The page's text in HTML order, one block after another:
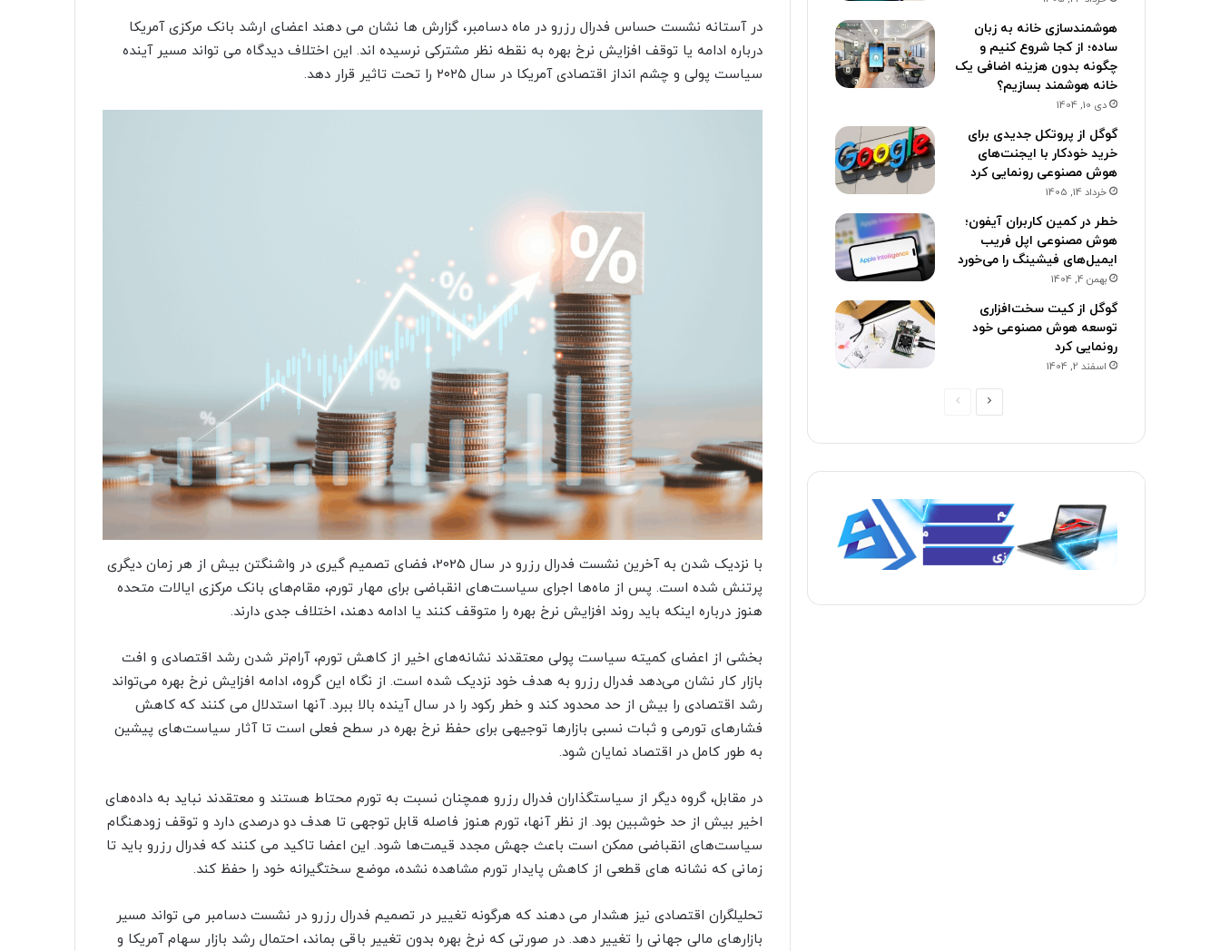
در آستانه نشست حساس فدرال رزرو در ماه دسامبر، گزارش ها نشان می دهند اعضای ارشد بانک مرکزی آمریکا
درباره ادامه یا توقف افزایش نرخ بهره به نقطه نظر مشترکی نرسیده اند. این اختلاف دیدگاه می تواند مسیر آینده
سیاست پولی و چشم انداز اقتصادی آمریکا در سال ۲۰۲۵ را تحت تاثیر قرار دهد.
با نزدیک شدن به آخرین نشست فدرال رزرو در سال 2025، فضای تصمیم گیری در واشنگتن بیش از هر زمان دیگری
پرتنش شده است. پس از ماه‌ها اجرای سیاست‌های انقباضی برای مهار تورم، مقام‌های بانک مرکزی ایالات متحده
هنوز درباره اینکه باید روند افزایش نرخ بهره را متوقف کنند یا ادامه دهند، اختلاف جدی دارند.
بخشی از اعضای کمیته سیاست پولی معتقدند نشانه‌های اخیر از کاهش تورم، آرام‌تر شدن رشد اقتصادی و افت
بازار کار نشان می‌دهد فدرال رزرو به هدف خود نزدیک شده است. از نگاه این گروه، ادامه افزایش نرخ بهره می‌تواند
رشد اقتصادی را بیش از حد محدود کند و خطر رکود را در سال آینده بالا ببرد. آنها استدلال می کنند که کاهش
فشارهای تورمی و ثبات نسبی بازارها توجیهی برای حفظ نرخ بهره در سطح فعلی است تا آثار سیاست‌های پیشین
به طور کامل در اقتصاد نمایان شود.
در مقابل، گروه دیگر از سیاستگذاران فدرال رزرو همچنان نسبت به تورم محتاط هستند و معتقدند نباید به داده‌های
اخیر بیش از حد خوشبین بود. از نظر آنها، تورم هنوز فاصله قابل توجهی تا هدف دو درصدی دارد و توقف زودهنگام
سیاست‌های انقباضی ممکن است باعث جهش مجدد قیمت‌ها شود. این اعضا تاکید می کنند که فدرال رزرو باید تا
زمانی که نشانه های قطعی از کاهش پایدار تورم مشاهده نشده، موضع سختگیرانه خود را حفظ کند.
تحلیلگران اقتصادی نیز هشدار می دهند که هرگونه تغییر در تصمیم فدرال رزرو در نشست دسامبر می تواند مسیر
بازارهای مالی جهانی را تغییر دهد. در صورتی که نرخ بهره بدون تغییر باقی بماند، احتمال رشد بازار سهام آمریکا و
هوشمندسازی خانه به زبان
ساده؛ از کجا شروع کنیم و
چگونه بدون هزینه اضافی یک
خانه هوشمند بسازیم؟
دی 10, 1404
گوگل از پروتکل جدیدی برای
خرید خودکار با ایجنت‌های
هوش مصنوعی رونمایی کرد
خرداد 14, 1405
خطر در کمین کاربران آیفون؛
هوش مصنوعی اپل فریب
ایمیل‌های فیشینگ را می‌خورد
بهمن 4, 1404
گوگل از کیت سخت‌افزاری
توسعه هوش مصنوعی خود
رونمایی کرد
اسفند 2, 1404
صفحه
صفحه